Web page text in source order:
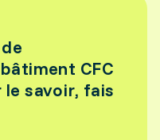
CFC
savoir, fais